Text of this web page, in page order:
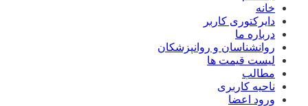
خانه
دایرکتوری کاربر
درباره ما
روانشناسان و روانپزشکان
لیست قیمت ها
مطالب
ناحیه کاربری
ورود اعضا